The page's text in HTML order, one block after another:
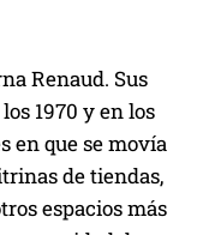
Renaud. Sus
1970 y en los
en que se movía
de tiendas,
espacios más